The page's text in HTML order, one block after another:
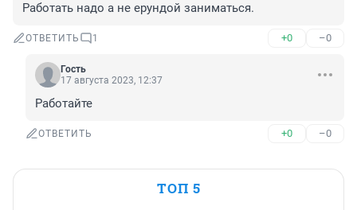
Работать надо а не ерундой заниматься.
ОТВЕТИТЬ 1 +0 –0
Гость
17 августа 2023, 12:37
Работайте
ОТВЕТИТЬ +0 –0
ТОП 5